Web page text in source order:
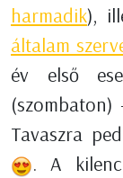
harmadik),
általam
év első
Tavaszra
. A